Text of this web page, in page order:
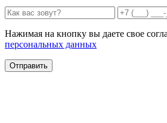
Нажимая на кнопку вы даете свое
персональных данных
Отправить